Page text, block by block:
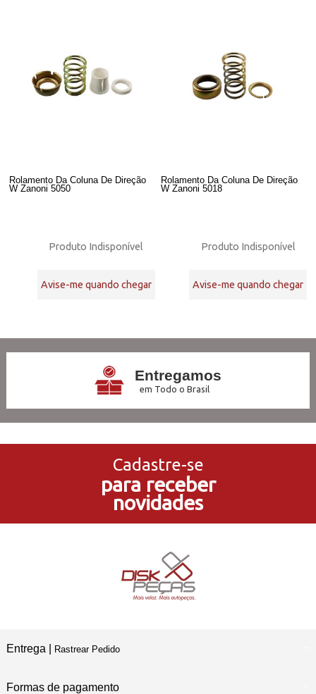
Rolamento Da Coluna De Direção
W Zanoni 5050
Produto Indisponível
Avise-me quando chegar
Rolamento Da Coluna De Direção
W Zanoni 5018
Produto Indisponível
Avise-me quando chegar
Entregamos
em Todo o Brasil
no Cartão de Crédito
5% de Desconto
no Pagamento PIX
Em Nossas Lojas Físicas
Cadastre-se
para receber
novidades
Entrega | Rastrear Pedido
Formas de pagamento